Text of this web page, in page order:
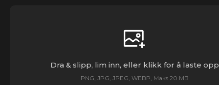
Dra & slipp, lim inn, eller klikk for å laste opp
PNG, JPG, JPEG, WEBP, Maks 20 MB